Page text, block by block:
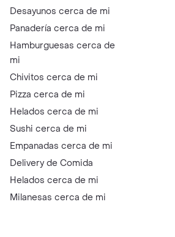
Desayunos cerca de mi
Panadería cerca de mi
Hamburguesas cerca de
mi
Chivitos cerca de mi
Pizza cerca de mi
Helados cerca de mi
Sushi cerca de mi
Empanadas cerca de mi
Delivery de Comida
Helados cerca de mi
Milanesas cerca de mi